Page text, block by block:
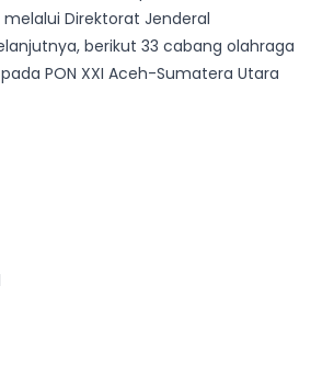
Direktorat Jenderal
berikut 33 cabang olahraga
PON XXI Aceh-Sumatera Utara